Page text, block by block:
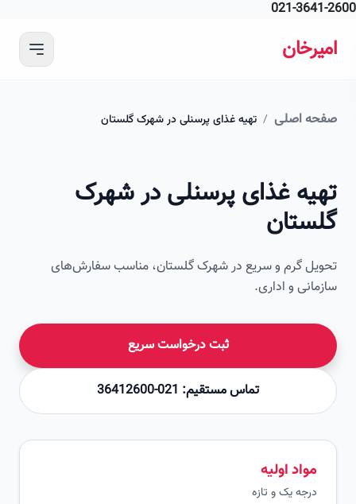
021-
اصلی / تهیه غذای پرسنلی در شهرک گلستان
غذای پرسنلی در شهرک
گرم و سریع در شهرک گلستان، مناسب سفارش‌های
و اداری.
ثبت درخواست سریع
تماس مستقیم: 021-36412600
مواد اولیه
درجه یک و تازه
تصویر این صفحه به زودی اضافه می‌شود